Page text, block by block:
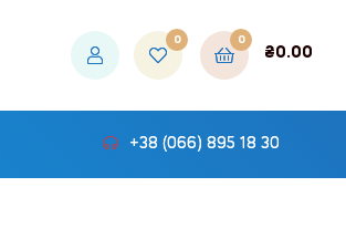
0 0
₴0.00
+38 (066) 895 18 30